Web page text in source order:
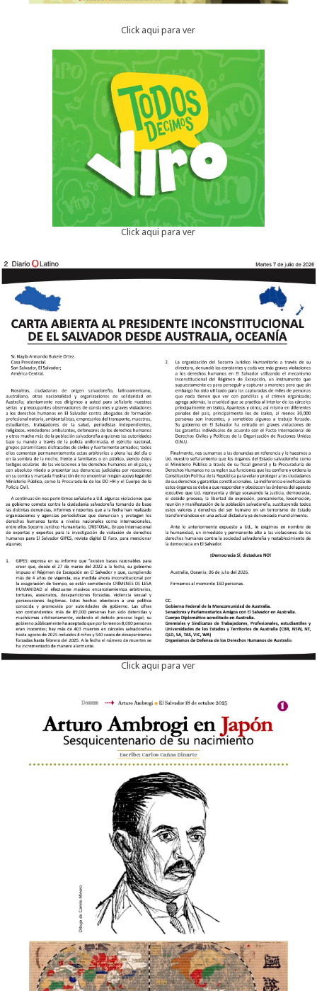
Click aqui para ver
Click aqui para ver
Click aqui para ver